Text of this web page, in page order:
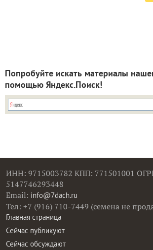
Попробуйте искать материалы
помощью Яндекс.Поиск!
ИНН: 9715003782 КПП: 771501001
5147746293448
Email: info@7dach.ru
Тел: +7 (916) 710-7449 (семена не
Главная страница
Сейчас публикуют
Сейчас обсуждают